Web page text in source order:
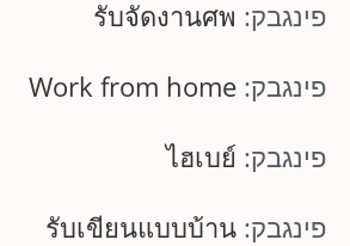
פינגבק: รับจัดงานศพ
פינגבק: Work from home
פינגבק: ไฮเบย์
פינגבק: รับเขียนแบบบ้าน